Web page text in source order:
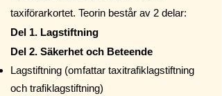
taxiförarkortet. Teorin består av 2 delar:
Del 1. Lagstiftning
Del 2. Säkerhet och Beteende
Lagstiftning (omfattar taxitrafiklagstiftning
och trafiklagstiftning)